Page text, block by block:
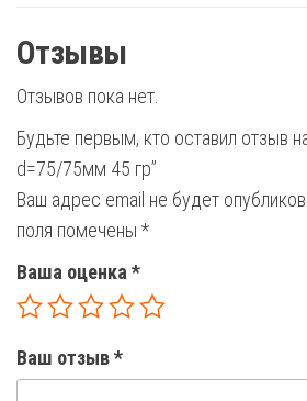
Отзывы
Отзывов пока нет.
Будьте первым, кто оставил отзыв
d=75/75мм 45 гр”
Ваш адрес email не будет
поля помечены *
Ваша оценка *
Ваш отзыв*